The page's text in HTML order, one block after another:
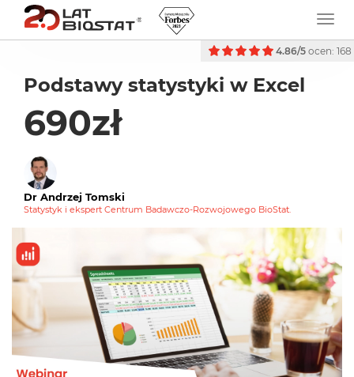
4.86/5 ocen: 168
Podstawy statystyki w Excel
690zł
Dr Andrzej Tomski
Statystyk i ekspert Centrum Badawczo-Rozwojowego BioStat.